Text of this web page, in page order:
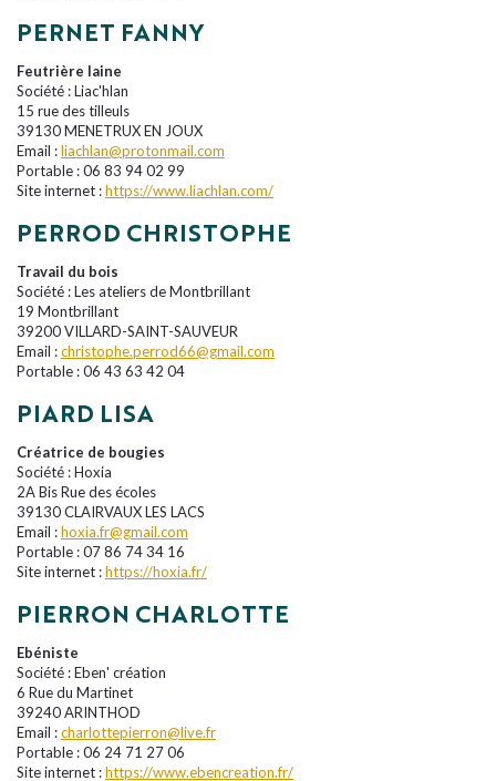
PERNET FANNY
Feutrière laine
Société : Liac'hlan
15 rue des tilleuls
39130 MENETRUX EN JOUX
Email :liachlan@protonmail.com
Portable : 06 83 94 02 99
Site internet :https://www.liachlan.com/
PERROD CHRISTOPHE
Travail du bois
Société : Les ateliers de Montbrillant
19 Montbrillant
39200 VILLARD-SAINT-SAUVEUR
Email :christophe.perrod66@gmail.com
Portable : 06 43 63 42 04
PIARD LISA
Créatrice de bougies
Société : Hoxia
2A Bis Rue des écoles
39130 CLAIRVAUX LES LACS
Email :hoxia.fr@gmail.com
Portable : 07 86 74 34 16
Site internet :https://hoxia.fr/
PIERRON CHARLOTTE
Ebéniste
Société : Eben' création
6 Rue du Martinet
39240 ARINTHOD
Email :charlottepierron@live.fr
Portable : 06 24 71 27 06
Site internet :https://www.ebencreation.fr/